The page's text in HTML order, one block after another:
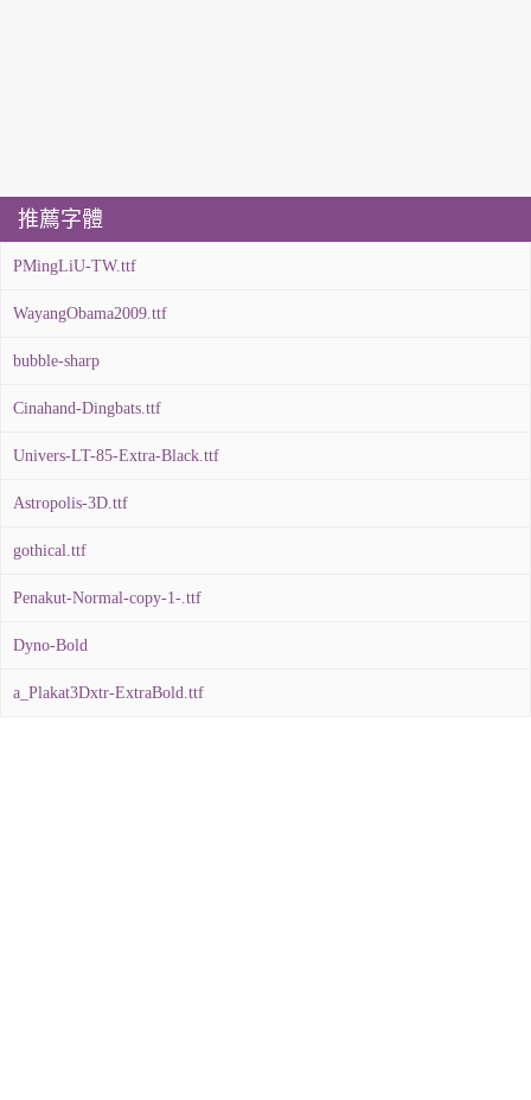
推薦字體
PMingLiU-TW.ttf
WayangObama2009.ttf
bubble-sharp
Cinahand-Dingbats.ttf
Univers-LT-85-Extra-Black.ttf
Astropolis-3D.ttf
gothical.ttf
Penakut-Normal-copy-1-.ttf
Dyno-Bold
a_Plakat3Dxtr-ExtraBold.ttf